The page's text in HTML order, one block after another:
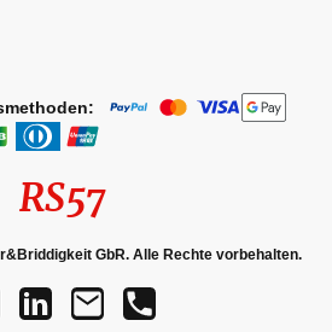
RS57
GbR. Alle Rechte vorbehalten.